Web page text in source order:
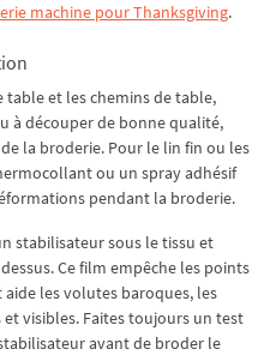
machine pour Thanksgiving.
table et les chemins de table,
à découper de bonne qualité,
la broderie. Pour le lin fin ou les
ou un spray adhésif
pendant la broderie.
stabilisateur sous le tissu et
Ce film empêche les points
aide les volutes baroques, les
visibles. Faites toujours un test
avant de broder le